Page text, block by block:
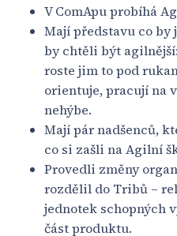
V ComApu probíhá
Mají představu co
by chtěli být
roste jim to pod
orientuje, pracují na
nehýbe.
Mají pár nadšenců,
co si zašli na Agilní
Provedli změny
rozdělil do Tribů –
jednotek schopných
část produktu.